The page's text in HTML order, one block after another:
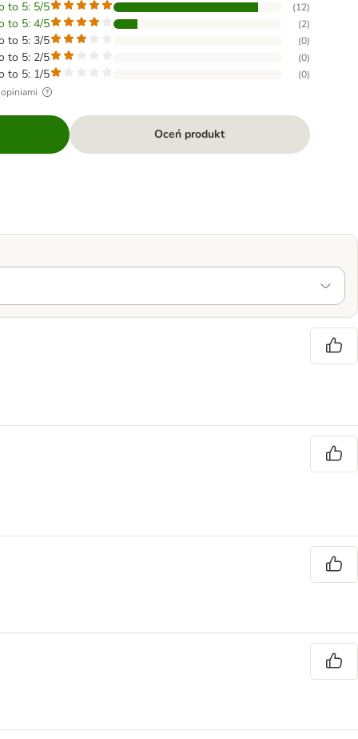
to 5: 5/5 (12)
to 5: 4/5 (2)
to 5: 3/5 (0)
to 5: 2/5 (0)
to 5: 1/5 (0)
Oceń produkt